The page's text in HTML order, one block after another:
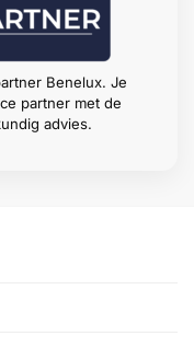
Benelux. Je
partner met de
advies.